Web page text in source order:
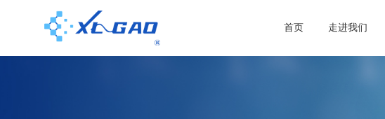
首页 走进我们